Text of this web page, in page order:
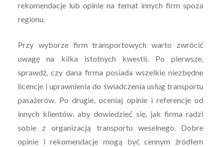
rekomendacje lub opinie na temat innych firm spoza
regionu.
Przy wyborze firm transportowych warto zwrócić
uwagę na kilka istotnych kwestii. Po pierwsze,
sprawdź, czy dana firma posiada wszelkie niezbędne
licencje i uprawnienia do świadczenia usług transportu
pasażerów. Po drugie, oceniaj opinie i referencje od
innych klientów, aby dowiedzieć się, jak firma radzi
sobie z organizacją transportu weselnego. Dobre
opinie i rekomendacje mogą być cennym źródłem